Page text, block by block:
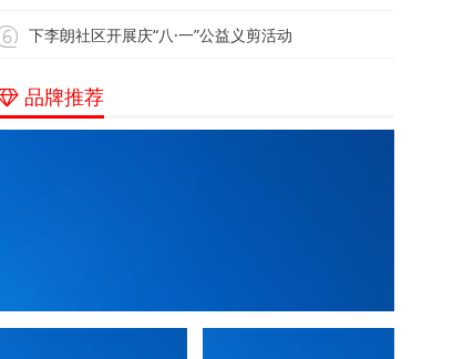
下李朗社区开展庆“八·一”公益义剪活动
品牌推荐